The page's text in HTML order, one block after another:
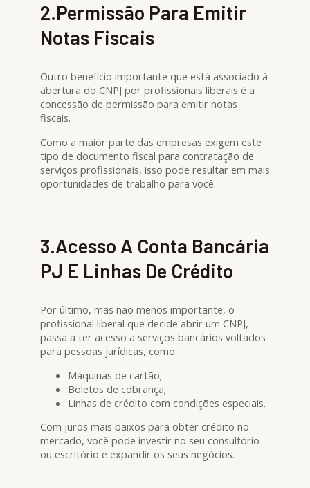
2.Permissão Para Emitir
Notas Fiscais
Outro benefício importante que está associado à
abertura do CNPJ por profissionais liberais é a
concessão de permissão para emitir notas
fiscais.
Como a maior parte das empresas exigem este
tipo de documento fiscal para contratação de
serviços profissionais, isso pode resultar em mais
oportunidades de trabalho para você.
3.Acesso A Conta Bancária
PJ E Linhas De Crédito
Por último, mas não menos importante, o
profissional liberal que decide abrir um CNPJ,
passa a ter acesso a serviços bancários voltados
para pessoas jurídicas, como:
Máquinas de cartão;
Boletos de cobrança;
Linhas de crédito com condições especiais.
Com juros mais baixos para obter crédito no
mercado, você pode investir no seu consultório
ou escritório e expandir os seus negócios.